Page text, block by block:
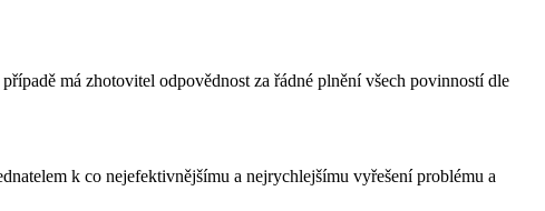
má zhotovitel odpovědnost za řádné plnění všech povinností dle
k co nejefektivnějšímu a nejrychlejšímu vyřešení problému a